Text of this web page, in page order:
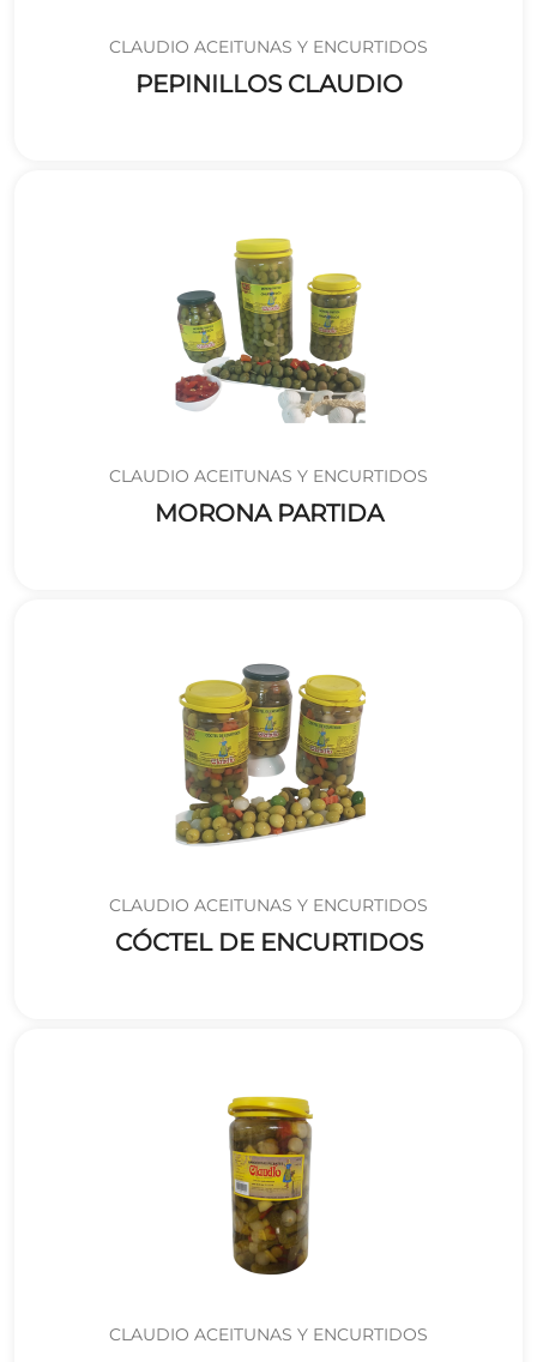
CLAUDIO ACEITUNAS Y ENCURTIDOS
PEPINILLOS CLAUDIO
CLAUDIO ACEITUNAS Y ENCURTIDOS
MORONA PARTIDA
CLAUDIO ACEITUNAS Y ENCURTIDOS
CÓCTEL DE ENCURTIDOS
CLAUDIO ACEITUNAS Y ENCURTIDOS